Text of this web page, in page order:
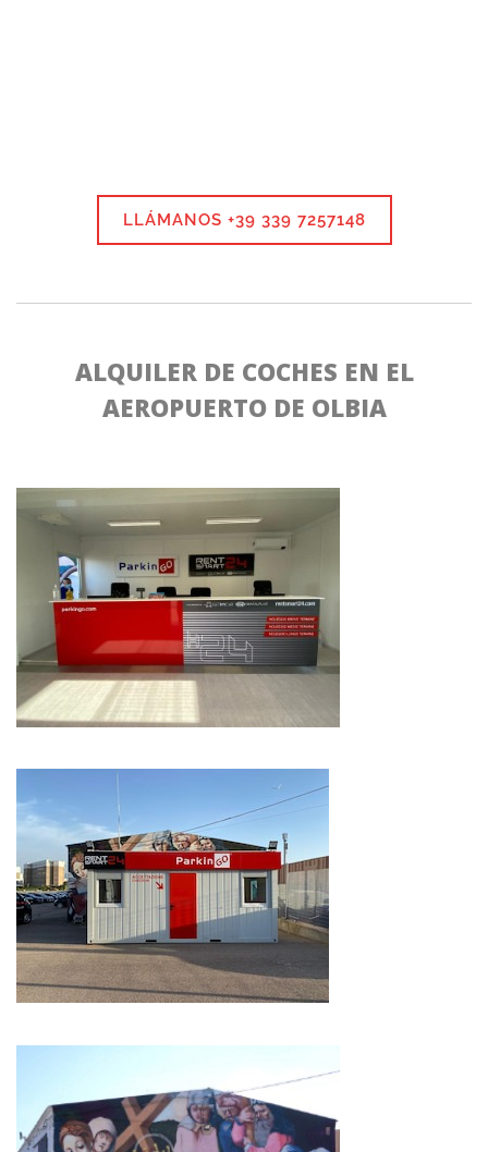
LLÁMANOS +39 339 7257148
ALQUILER DE COCHES EN EL
AEROPUERTO DE OLBIA